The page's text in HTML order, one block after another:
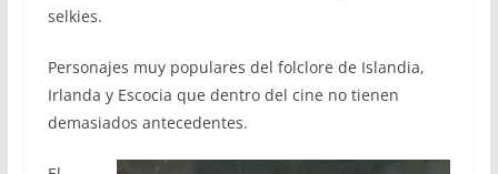
selkies.
Personajes muy populares del folclore de Islandia,
Irlanda y Escocia que dentro del cine no tienen
demasiados antecedentes.